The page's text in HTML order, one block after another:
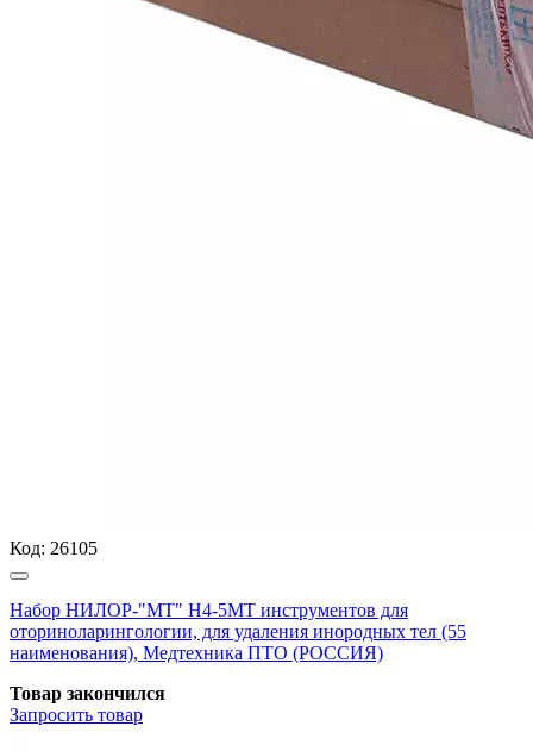
Код: 26105
Набор НИЛОР-"МТ" Н4-5МТ инструментов для
оториноларингологии, для удаления инородных тел (55
наименования), Медтехника ПТО (РОССИЯ)
Товар закончился
Запросить товар